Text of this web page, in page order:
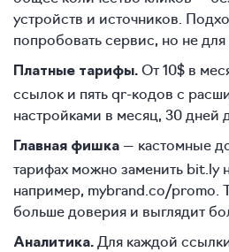
устройств и источников.
попробовать сервис, но не
Платные тарифы. От 10$ в
ссылок и пять qr-кодов с
настройками в месяц, 30 дней
Главная фишка — кастомные
тарифах можно заменить bit.ly
например, mybrand.co/promo.
больше доверия и выглядит
Аналитика. Для каждой